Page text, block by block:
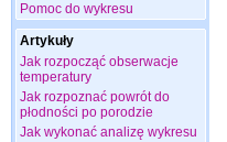
Pomoc do wykresu
Artykuły
Jak rozpocząć obserwacje
temperatury
Jak rozpoznać powrót do
płodności po porodzie
Jak wykonać analizę wykresu